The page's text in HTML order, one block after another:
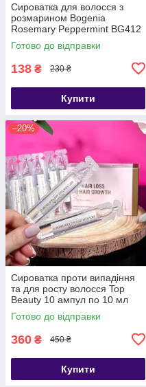
Сироватка для волосся з
розмарином Bogenia
Rosemary Peppermint BG412
[004] 60 мл
Готово до відправки
138 ₴ 230 ₴
Купити
–20%
Сироватка проти випадіння
та для росту волосся Top
Beauty 10 ампул по 10 мл
Готово до відправки
360 ₴ 450 ₴
Купити